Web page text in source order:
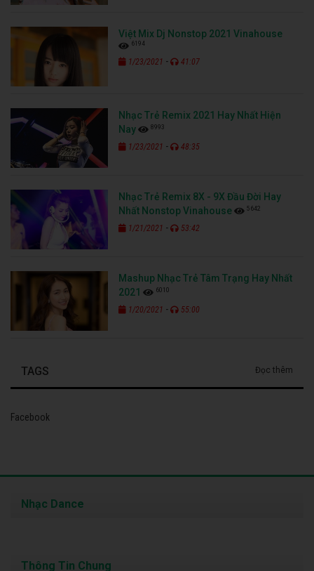
Việt Mix Dj Nonstop 2021 Vinahouse
6194
1/23/2021 - 41:07
Nhạc Trẻ Remix 2021 Hay Nhất Hiện
Nay
8993
1/23/2021 - 48:35
Nhạc Trẻ Remix 8X - 9X Đầu Đời Hay
Nhất Nonstop Vinahouse
5642
1/21/2021 - 53:42
Mashup Nhạc Trẻ Tâm Trạng Hay Nhất
2021
6010
1/20/2021 - 55:00
TAGS Đọc thêm
Facebook
Nhạc Dance
Thông Tin Chung